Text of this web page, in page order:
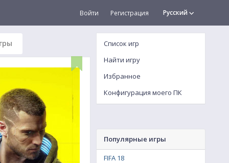
Русский
Войти Регистрация
Список игр
Найти игру
Избранное
Конфигурация моего ПК
Популярные игры
FIFA 18